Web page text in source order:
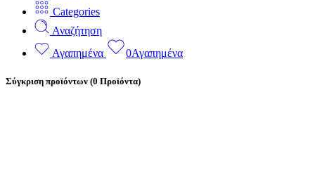
Categories
Αναζήτηση
Αγαπημένα
0Αγαπημένα
Σύγκριση προϊόντων (0 Προϊόντα)